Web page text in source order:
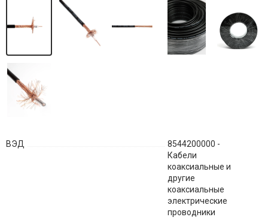
ВЭД
8544200000 -
Кабели
коаксиальные и
другие
коаксиальные
электрические
проводники